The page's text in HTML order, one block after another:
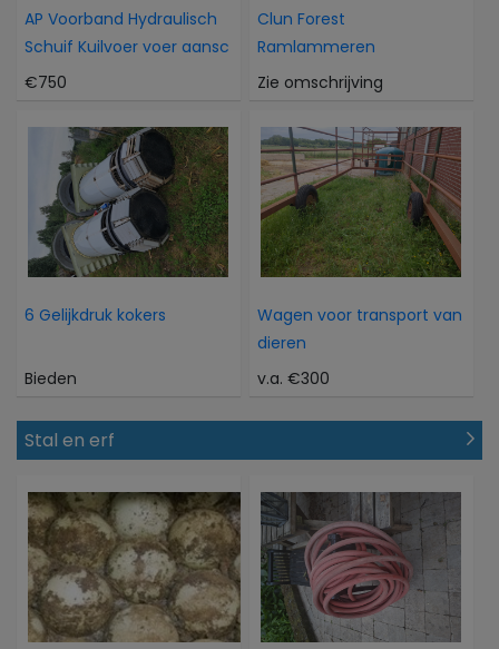
AP Voorband Hydraulisch
Schuif Kuilvoer voer aansc
€750
Clun Forest
Ramlammeren
Zie omschrijving
6 Gelijkdruk kokers
Bieden
Wagen voor transport van
dieren
v.a. €300
Stal en erf